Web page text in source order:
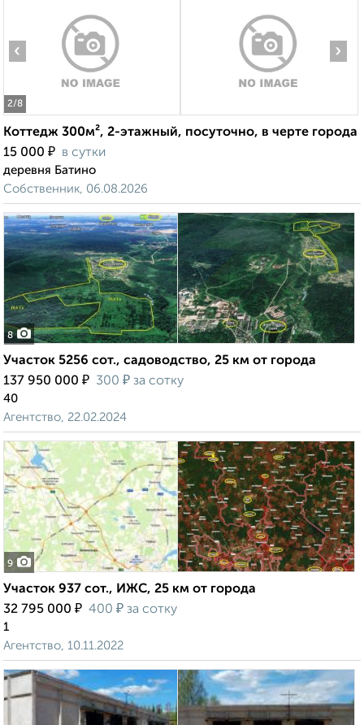
2/8
‹ ›
Коттедж 300м², 2-этажный, посуточно, в черте города
15 000 ₽ в сутки
деревня Батино
Собственник, 06.08.2026
8
Участок 5256 сот., садоводство, 25 км от города
137 950 000 ₽ 300 ₽ за сотку
40
Агентство, 22.02.2024
9
Участок 937 сот., ИЖС, 25 км от города
32 795 000 ₽ 400 ₽ за сотку
1
Агентство, 10.11.2022